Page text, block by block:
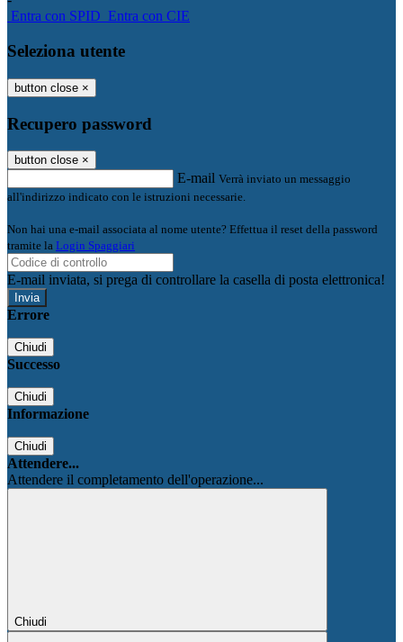
Entra con SPID Entra con CIE
Seleziona utente
button close ×
Recupero password
button close ×
E-mail Verrà inviato un messaggio
all'indirizzo indicato con le istruzioni necessarie.
Non hai una e-mail associata al nome utente? Effettua il reset della password
tramite la Login Spaggiari
E-mail inviata, si prega di controllare la casella di posta elettronica!
Errore
Chiudi
Successo
Chiudi
Informazione
Chiudi
Attendere...
Attendere il completamento dell'operazione...
Chiudi